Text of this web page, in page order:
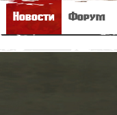
Новости Форум